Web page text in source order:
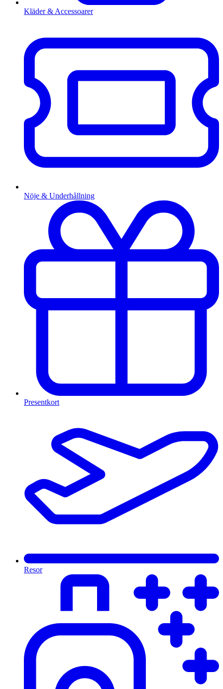
Kläder & Accessoarer
Nöje & Underhållning
Presentkort
Resor